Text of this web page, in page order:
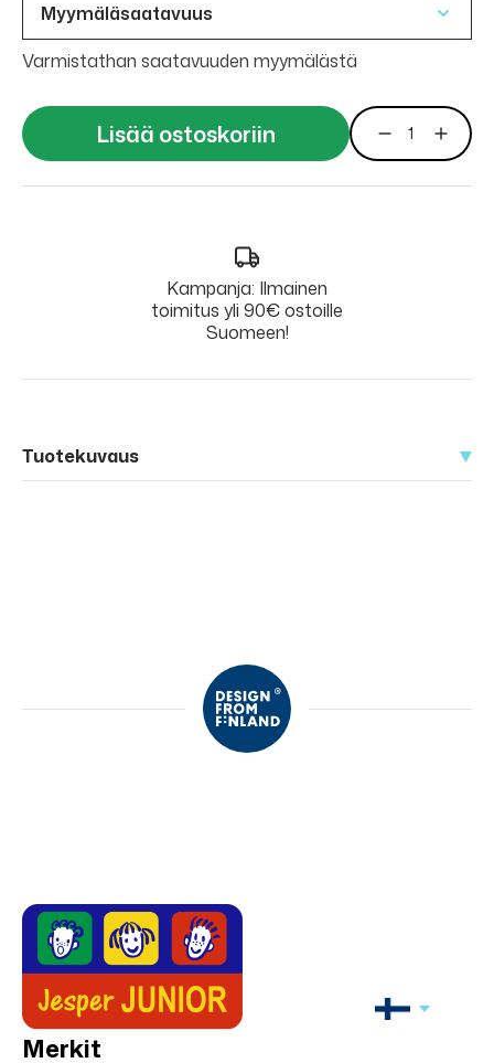
Myymäläsaatavuus
Varmistathan saatavuuden myymälästä
Lisää ostoskoriin
Kampanja: Ilmainen
toimitus yli 90€ ostoille
Suomeen!
Tuotekuvaus
Merkit